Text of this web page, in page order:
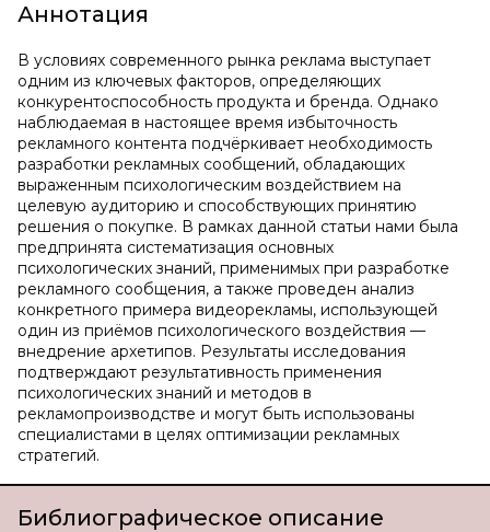
Аннотация
В условиях современного рынка реклама выступает
одним из ключевых факторов, определяющих
конкурентоспособность продукта и бренда. Однако
наблюдаемая в настоящее время избыточность
рекламного контента подчёркивает необходимость
разработки рекламных сообщений, обладающих
выраженным психологическим воздействием на
целевую аудиторию и способствующих принятию
решения о покупке. В рамках данной статьи нами была
предпринята систематизация основных
психологических знаний, применимых при разработке
рекламного сообщения, а также проведен анализ
конкретного примера видеорекламы, использующей
один из приёмов психологического воздействия —
внедрение архетипов. Результаты исследования
подтверждают результативность применения
психологических знаний и методов в
рекламопроизводстве и могут быть использованы
специалистами в целях оптимизации рекламных
стратегий.
Библиографическое описание